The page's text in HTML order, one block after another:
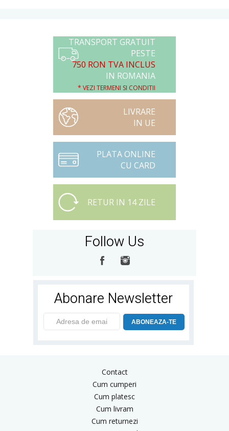
TRANSPORT GRATUIT
PESTE
750 RON TVA INCLUS
IN ROMANIA
* VEZI TERMENI SI CONDITII
LIVRARE
IN UE
PLATA ONLINE
CU CARD
RETUR IN 14 ZILE
Follow Us
Abonare Newsletter
ABONEAZA-TE
Contact
Cum cumperi
Cum platesc
Cum livram
Cum returnezi